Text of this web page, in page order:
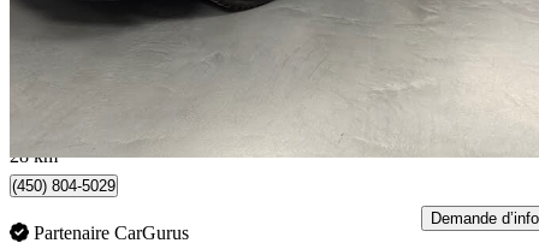
38 888 $ Bonne
28 km
(450) 804-5029
Partenaire CarGurus
Demande d’info